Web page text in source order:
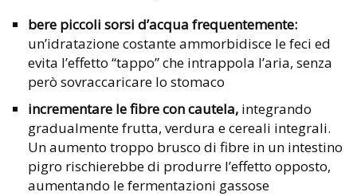
bere piccoli sorsi d’acqua frequentemente:
un’idratazione costante ammorbidisce le feci ed
evita l’effetto “tappo” che intrappola l’aria, senza
però sovraccaricare lo stomaco
incrementare le fibre con cautela, integrando
gradualmente frutta, verdura e cereali integrali.
Un aumento troppo brusco di fibre in un intestino
pigro rischierebbe di produrre l’effetto opposto,
aumentando le fermentazioni gassose